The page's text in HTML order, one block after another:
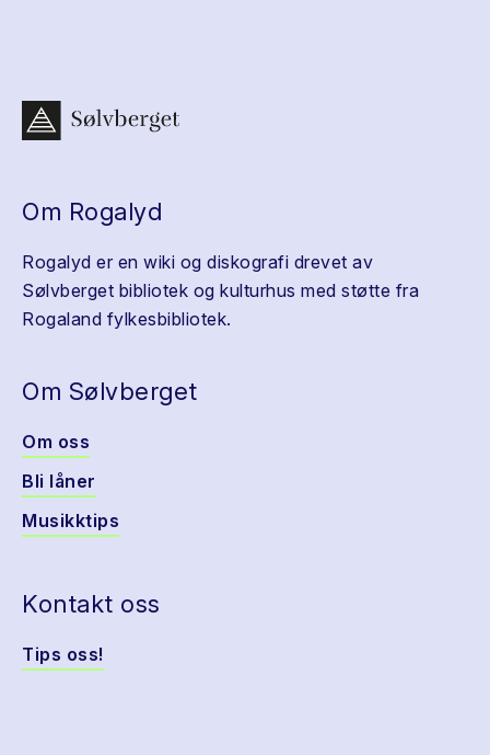
Om Rogalyd
Rogalyd er en wiki og diskografi drevet av
Sølvberget bibliotek og kulturhus med støtte fra
Rogaland fylkesbibliotek.
Om Sølvberget
Om oss
Bli låner
Musikktips
Kontakt oss
Tips oss!